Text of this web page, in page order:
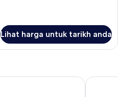
Lihat harga untuk tarikh anda
The